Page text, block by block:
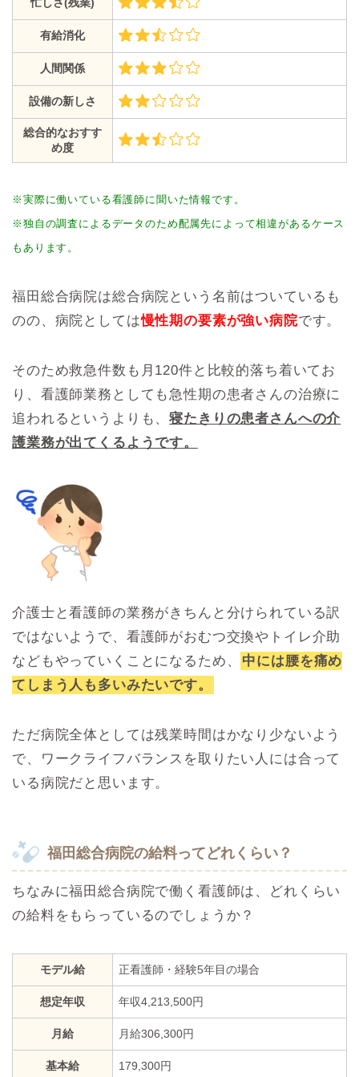
有給消化
人間関係
設備の新しさ
総合的なおすす
め度
※実際に働いている看護師に聞いた情報です。
※独自の調査によるデータのため配属先によって相違があるケース
もあります。
福田総合病院は総合病院という名前はついているも
のの、病院としては慢性期の要素が強い病院です。
そのため救急件数も月120件と比較的落ち着いてお
り、看護師業務としても急性期の患者さんの治療に
追われるというよりも、寝たきりの患者さんへの介
護業務が出てくるようです。
介護士と看護師の業務がきちんと分けられている訳
ではないようで、看護師がおむつ交換やトイレ介助
などもやっていくことになるため、
中には腰を痛め
てしまう人も多いみたいです。
ただ病院全体としては残業時間はかなり少ないよう
で、ワークライフバランスを取りたい人には合って
いる病院だと思います。
福田総合病院の給料ってどれくらい？
ちなみに福田総合病院で働く看護師は、どれくらい
の給料をもらっているのでしょうか？
モデル給 正看護師・経験5年目の場合
想定年収 年収4,213,500円
月給 月給306,300円
基本給 179,300円